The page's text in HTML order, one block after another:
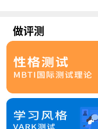
做评测